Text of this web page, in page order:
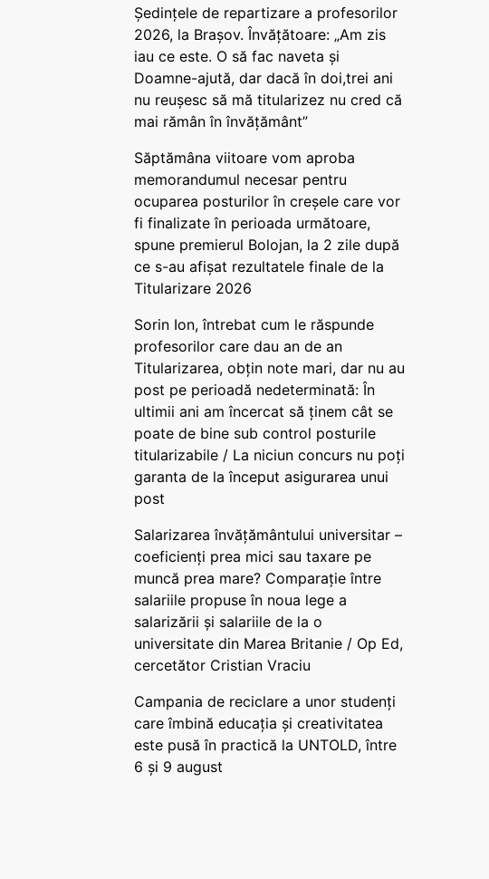
Ședințele de repartizare a profesorilor
2026, la Brașov. Învățătoare: „Am zis
iau ce este. O să fac naveta și
Doamne-ajută, dar dacă în doi,trei ani
nu reușesc să mă titularizez nu cred că
mai rămân în învățământ”
Săptămâna viitoare vom aproba
memorandumul necesar pentru
ocuparea posturilor în creșele care vor
fi finalizate în perioada următoare,
spune premierul Bolojan, la 2 zile după
ce s-au afișat rezultatele finale de la
Titularizare 2026
Sorin Ion, întrebat cum le răspunde
profesorilor care dau an de an
Titularizarea, obțin note mari, dar nu au
post pe perioadă nedeterminată: În
ultimii ani am încercat să ținem cât se
poate de bine sub control posturile
titularizabile / La niciun concurs nu poți
garanta de la început asigurarea unui
post
Salarizarea învățământului universitar –
coeficienți prea mici sau taxare pe
muncă prea mare? Comparație între
salariile propuse în noua lege a
salarizării și salariile de la o
universitate din Marea Britanie / Op Ed,
cercetător Cristian Vraciu
Campania de reciclare a unor studenți
care îmbină educația și creativitatea
este pusă în practică la UNTOLD, între
6 și 9 august